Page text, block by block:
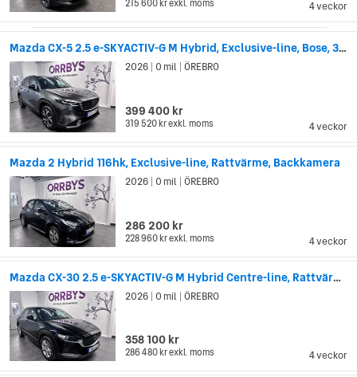
4 veckor
215 600 krexkl. moms
Mazda CX-5 2.5 e-SKYACTIV-G M Hybrid, Exclusive-line, Bose, 360
4 veckor
2026 0 mil ÖREBRO
399 400 kr
319 520 krexkl. moms
Mazda 2 Hybrid 116hk, Exclusive-line, Rattvärme, Backkamera
4 veckor
2026 0 mil ÖREBRO
286 200 kr
228 960 krexkl. moms
Mazda CX-30 2.5 e-SKYACTIV-G M Hybrid Centre-line, Rattvärme, Nav
4 veckor
2026 0 mil ÖREBRO
358 100 kr
286 480 krexkl. moms